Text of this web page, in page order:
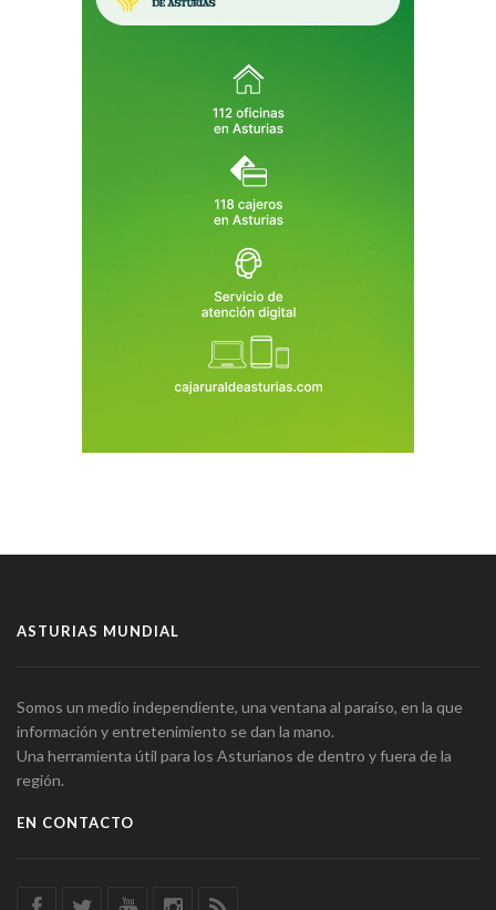
ASTURIAS MUNDIAL
Somos un medio independiente, una ventana al paraíso, en la que
información y entretenimiento se dan la mano.
Una herramienta útil para los Asturianos de dentro y fuera de la
región.
EN CONTACTO